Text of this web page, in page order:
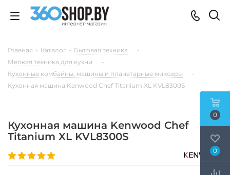
Главная - Каталог - Бытовая техника
-
Мелкая техника для кухни
-
Кухонные комбайны, машины и планетарные миксеры
-
Кухонная машина Kenwood Chef Titanium XL KVL8300S
Кухонная машина Kenwood Chef
Titanium XL KVL8300S
0
0